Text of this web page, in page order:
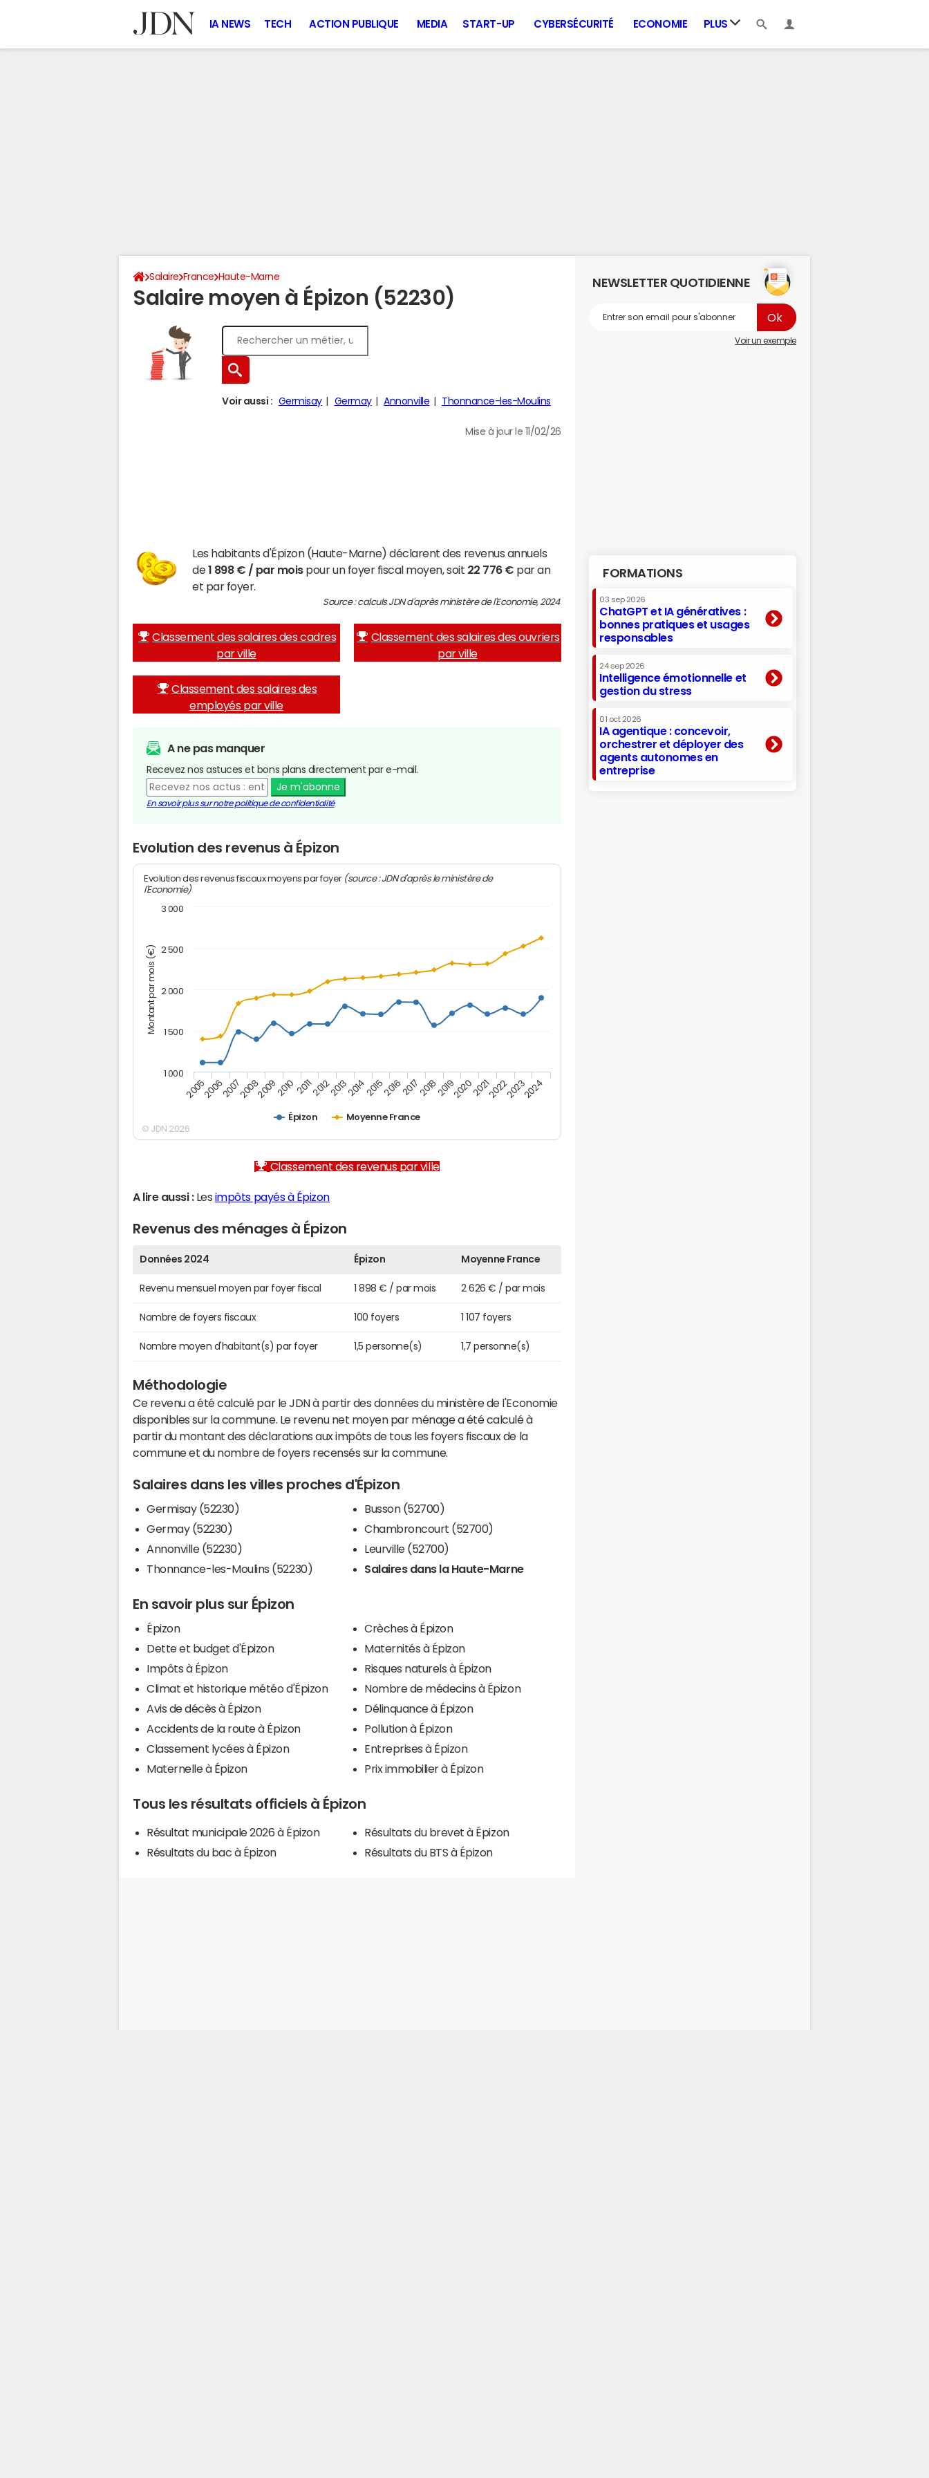
IA NEWS TECH ACTION PUBLIQUE MEDIA START-UP CYBERSÉCURITÉ ECONOMIE PLUS
Salaire France Haute-Marne
Salaire moyen à Épizon (52230)
Voir aussi : Germisay Germay Annonville Thonnance-les-Moulins
Mise à jour le 11/02/26
Les habitants d'Épizon (Haute-Marne) déclarent des revenus annuels
de1 898 € / par moispour un foyer fiscal moyen, soit 22 776 € par an
et par foyer.
Source : calculs JDN d'après ministère de l'Economie, 2024
Classement des salaires des cadres
par ville
Classement des salaires des ouvriers
par ville
Classement des salaires des
employés par ville
A ne pas manquer
Recevez nos astuces et bons plans directement par e-mail.
Je m'abonne
En savoir plus sur notre politique de confidentialité
Evolution des revenus à Épizon
Montant par mois (€)
Evolution des revenus fiscaux moyens par foyer (source : JDN d'après le ministère de
l'Economie)
Épizon Moyenne France
200520062007200820092010 20112012201320142015201620172018201920202021202220232024
1 000
1 500
2 000
2 500
3 000
© JDN 2026
Classement des revenus par ville
A lire aussi :Les impôts payés à Épizon
Revenus des ménages à Épizon
Données 2024 Épizon Moyenne France
Revenu mensuel moyen par foyer fiscal 1 898 € / par mois 2 626 € / par mois
Nombre de foyers fiscaux 100 foyers 1 107 foyers
Nombre moyen d'habitant(s) par foyer 1,5 personne(s) 1,7 personne(s)
Méthodologie
Ce revenu a été calculé par le JDN à partir des données du ministère de l'Economie
disponibles sur la commune. Le revenu net moyen par ménage a été calculé à
partir du montant des déclarations aux impôts de tous les foyers fiscaux de la
commune et du nombre de foyers recensés sur la commune.
Salaires dans les villes proches d'Épizon
Germisay (52230)
Germay (52230)
Annonville (52230)
Thonnance-les-Moulins (52230)
Busson (52700)
Chambroncourt (52700)
Leurville (52700)
Salaires dans la Haute-Marne
En savoir plus sur Épizon
Épizon
Dette et budget d'Épizon
Impôts à Épizon
Climat et historique météo d'Épizon
Avis de décès à Épizon
Accidents de la route à Épizon
Classement lycées à Épizon
Maternelle à Épizon
Crèches à Épizon
Maternités à Épizon
Risques naturels à Épizon
Nombre de médecins à Épizon
Délinquance à Épizon
Pollution à Épizon
Entreprises à Épizon
Prix immobilier à Épizon
Tous les résultats officiels à Épizon
Résultat municipale 2026 à Épizon
Résultats du bac à Épizon
Résultats du brevet à Épizon
Résultats du BTS à Épizon
NEWSLETTER QUOTIDIENNE
Voir un exemple
FORMATIONS
03 sep 2026
ChatGPT et IA génératives :
bonnes pratiques et usages
responsables
24 sep 2026
Intelligence émotionnelle et
gestion du stress
01 oct 2026
IA agentique : concevoir,
orchestrer et déployer des
agents autonomes en
entreprise